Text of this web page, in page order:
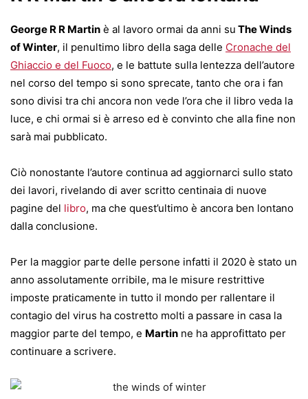
George R R Martin è al lavoro ormai da anni su The Winds
of Winter, il penultimo libro della saga delle Cronache del
Ghiaccio e del Fuoco, e le battute sulla lentezza dell’autore
nel corso del tempo si sono sprecate, tanto che ora i fan
sono divisi tra chi ancora non vede l’ora che il libro veda la
luce, e chi ormai si è arreso ed è convinto che alla fine non
sarà mai pubblicato.
Ciò nonostante l’autore continua ad aggiornarci sullo stato
dei lavori, rivelando di aver scritto centinaia di nuove
pagine del libro, ma che quest’ultimo è ancora ben lontano
dalla conclusione.
Per la maggior parte delle persone infatti il 2020 è stato un
anno assolutamente orribile, ma le misure restrittive
imposte praticamente in tutto il mondo per rallentare il
contagio del virus ha costretto molti a passare in casa la
maggior parte del tempo, e Martin ne ha approfittato per
continuare a scrivere.